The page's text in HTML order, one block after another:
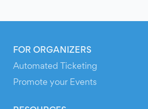
FOR ORGANIZERS
Automated Ticketing
Promote your Events